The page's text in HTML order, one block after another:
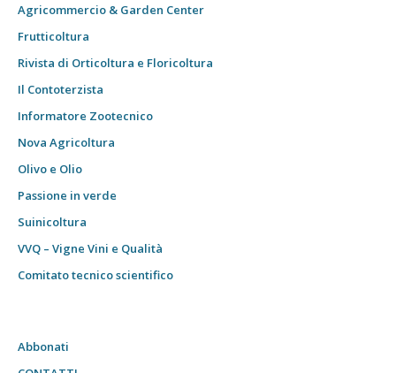
Agricommercio & Garden Center
Frutticoltura
Rivista di Orticoltura e Floricoltura
Il Contoterzista
Informatore Zootecnico
Nova Agricoltura
Olivo e Olio
Passione in verde
Suinicoltura
VVQ – Vigne Vini e Qualità
Comitato tecnico scientifico
Abbonati